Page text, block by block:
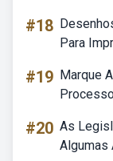
#18
Para
#19 Marque
#20 As
Algumas